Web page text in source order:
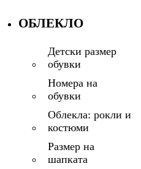
ОБЛЕКЛО
Детски размер
обувки
Номера на
обувки
Облекла: рокли и
костюми
Размер на
шапката